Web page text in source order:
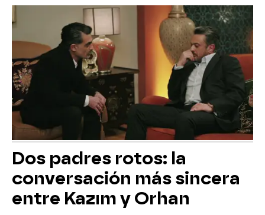
Dos padres rotos: la
conversación más sincera
entre Kazım y Orhan